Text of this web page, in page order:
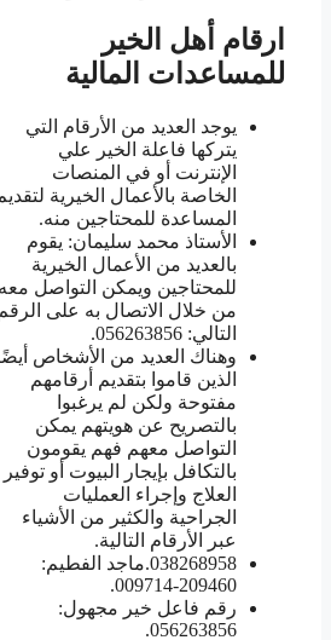
ارقام أهل الخير
للمساعدات المالية
يوجد العديد من الأرقام التي
يتركها فاعلة الخير علي
الإنترنت أو في المنصات
الخاصة بالأعمال الخيرية
المساعدة للمحتاجين منه.
الأستاذ محمد سليمان: يقوم
بالعديد من الأعمال الخيرية
للمحتاجين ويمكن التواصل معه
من خلال الاتصال به على الرقم
التالي: 056263856.
وهناك العديد من الأشخاص
الذين قاموا بتقديم أرقامهم
مفتوحة ولكن لم يرغبوا
بالتصريح عن هويتهم يمكن
التواصل معهم فهم يقومون
بالتكافل بإيجار البيوت أو توفير
العلاج وإجراء العمليات
الجراحية والكثير من الأشياء
عبر الأرقام التالية.
038268958.ماجد الفطيم:
209460-009714.
رقم فاعل خير مجهول:
056263856.